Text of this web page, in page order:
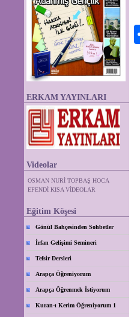
ERKAM YAYINLARI
Videolar
OSMAN NURİ TOPBAŞ HOCA
EFENDİ KISA VİDEOLAR
Eğitim Köşesi
Gönül Bahçesinden Sohbetler
İrfan Gelişimi Semineri
Tefsir Dersleri
Arapça Öğreniyorum
Arapça Öğrenmek İstiyorum
Kuran-ı Kerim Öğreniyorum 1